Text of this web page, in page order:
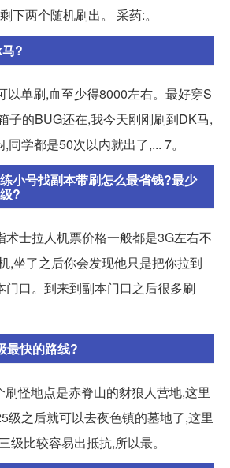
下两个随机刷出。 采药:。
?
以单刷,血至少得8000左右。最好穿S
子的BUG还在,我今天刚刚刷到DK马,
学都是50次以内就出了,... 7。
小号找副本带刷怎么最省钱?最少
?
术士拉人机票价格一般都是3G左右不
,坐了之后你会发现他只是把你拉到
门口。到来到副本门口之后很多刷
最快的路线?
怪地点是赤脊山的豺狼人营地,这里
级之后就可以去夜色镇的墓地了,这里
级比较容易出抵抗,所以最。